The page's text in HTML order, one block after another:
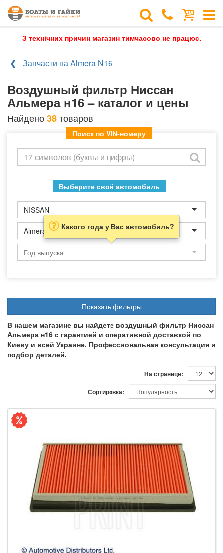
З технічних причин магазин тимчасово не працює.
Запчасти на Almera N16
Воздушный фильтр Ниссан
Альмера н16 – каталог и цены
Найдено38товаров
Поиск по VIN-номеру
Выберите свой автомобиль
NISSAN
Almera N16 Какого года у Вас автомобиль?
Показать фильтры
В нашем магазине вы найдете воздушный фильтр Ниссан
Альмера н16 с гарантией и оперативной доставкой по
Киеву и всей Украине. Профессиональная консультация и
подбор деталей.
На странице:
Сортировка: